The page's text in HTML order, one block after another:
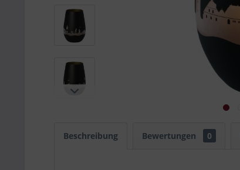
Beschreibung Bewertungen 0